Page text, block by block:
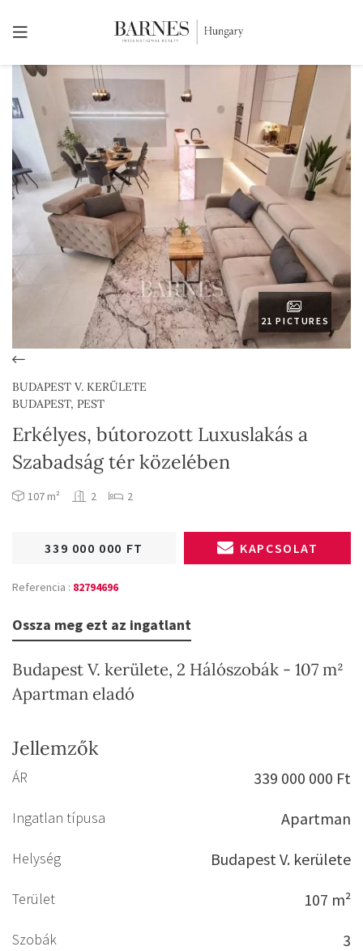
21 PICTURES
BUDAPEST V. KERÜLETE
BUDAPEST, PEST
Erkélyes, bútorozott Luxuslakás a
Szabadság tér közelében
107 m² 2 2
339 000 000 FT KAPCSOLAT
Referencia : 82794696
Ossza meg ezt az ingatlant
Budapest V. kerülete, 2 Hálószobák - 107 m²
Apartman eladó
Jellemzők
ÁR 339 000 000 Ft
Ingatlan típusa Apartman
Helység Budapest V. kerülete
Terület 107 m²
Szobák 3